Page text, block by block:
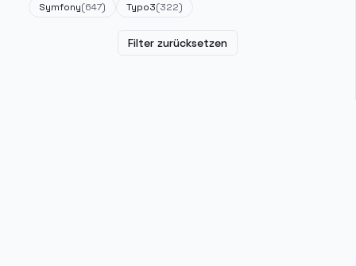
Symfony(647) Typo3(322)
Filter zurücksetzen